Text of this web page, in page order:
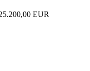
EUR